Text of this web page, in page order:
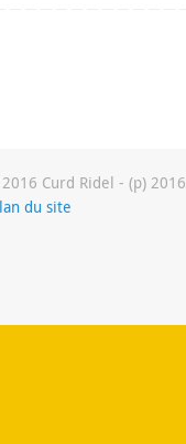
Curd Ridel - (p) 2016
du site